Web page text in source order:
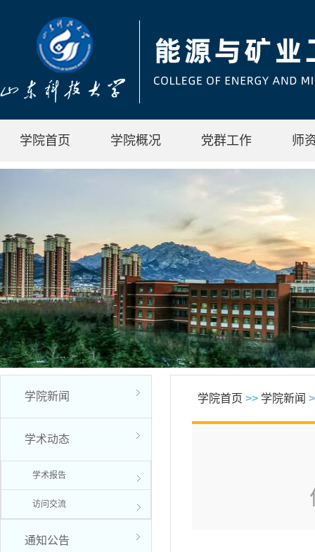
学院首页 学院概况 党群工作 师
学院新闻
学术动态
学术报告
访问交流
通知公告
学院首页 >> 学院新闻